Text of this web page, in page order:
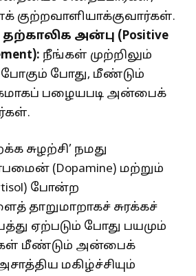
குற்றவாளியாக்குவார்கள்.
அன்பு (Positive
நீங்கள் முற்றிலும்
போது, மீண்டும்
பழையபடி அன்பைக்
சுழற்சி’ நமது
(Dopamine) மற்றும்
போன்ற
தாறுமாறாகச் சுரக்கச்
ஏற்படும் போது பயமும்
மீண்டும் அன்பைக்
மகிழ்ச்சியும்